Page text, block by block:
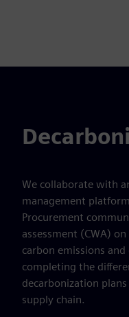
We collaborate with
management
Procurement
assessment (CWA)
carbon emissions
completing the
decarbonization
supply chain.